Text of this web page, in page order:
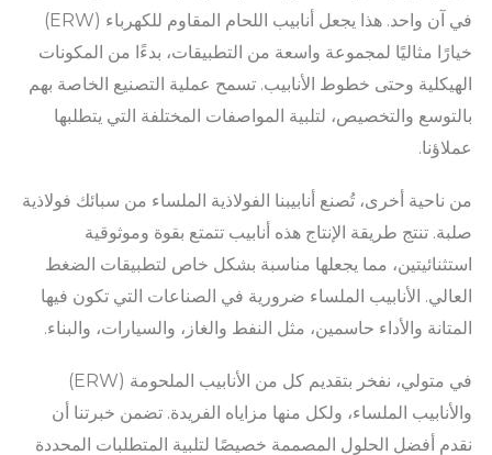
في آن واحد. هذا يجعل أنابيب اللحام المقاوم للكهرباء (ERW)
خيارًا مثاليًا لمجموعة واسعة من التطبيقات، بدءًا من المكونات
الهيكلية وحتى خطوط الأنابيب. تسمح عملية التصنيع الخاصة بهم
بالتوسع والتخصيص، لتلبية المواصفات المختلفة التي يتطلبها
عملاؤنا.
من ناحية أخرى، تُصنع أنابيبنا الفولاذية الملساء من سبائك فولاذية
صلبة. تنتج طريقة الإنتاج هذه أنابيب تتمتع بقوة وموثوقية
استثنائيتين، مما يجعلها مناسبة بشكل خاص لتطبيقات الضغط
العالي. الأنابيب الملساء ضرورية في الصناعات التي تكون فيها
المتانة والأداء حاسمين، مثل النفط والغاز، والسيارات، والبناء.
في متولي، نفخر بتقديم كل من الأنابيب الملحومة (ERW)
والأنابيب الملساء، ولكل منها مزاياه الفريدة. تضمن خبرتنا أن
نقدم أفضل الحلول المصممة خصيصًا لتلبية المتطلبات المحددة